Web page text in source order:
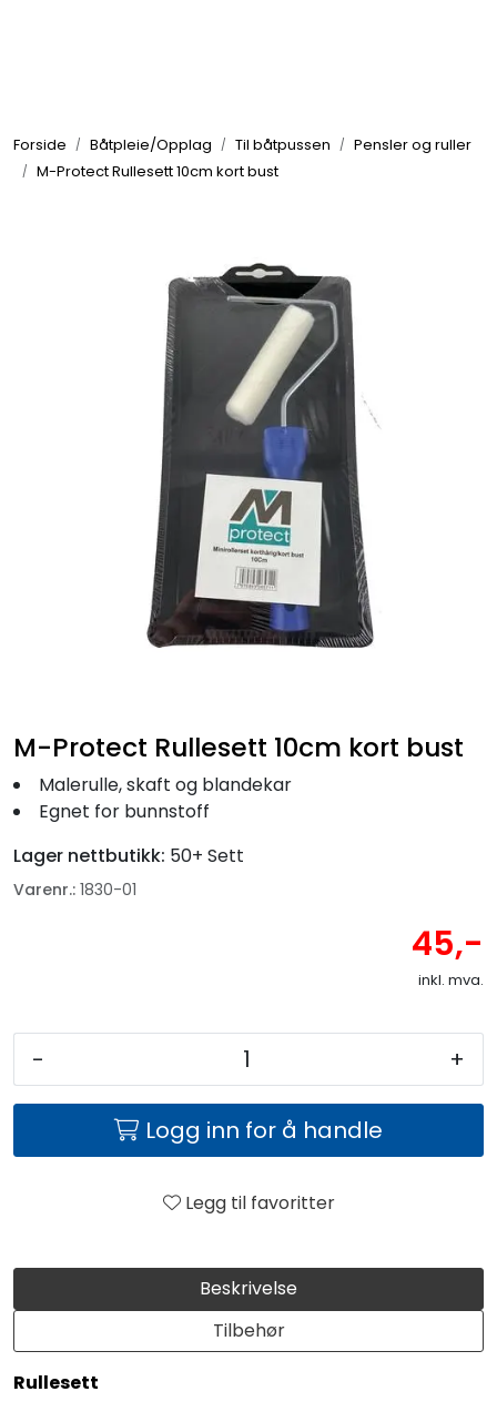
Forside Båtpleie/Opplag Til båtpussen
Pensler og ruller
M-Protect Rullesett 10cm kort bust
Beskrivelse
Tilbehør
Rullesett
M-Protect Rullesett 10cm kort bust
Malerulle, skaft og blandekar
Egnet for bunnstoff
Lager nettbutikk: 50+ Sett
Varenr.: 1830-01
45,-
inkl. mva.
- +
Logg inn for å handle
Legg til favoritter
Elektrisk
Motor/Styring
Fritid/Sikkerhet
Båtpleie/Opplag